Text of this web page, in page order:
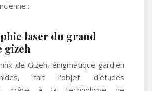
:
laser du grand
gizeh
de Gizeh, énigmatique gardien
fait l'objet d'études